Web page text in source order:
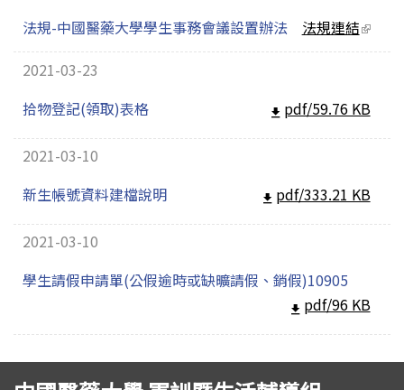
法規-中國醫藥大學學生事務會議設置辦法
法規連結
2021-03-23
拾物登記(領取)表格
pdf/59.76 KB
2021-03-10
新生帳號資料建檔說明
pdf/333.21 KB
2021-03-10
學生請假申請單(公假逾時或缺曠請假、銷假)10905
pdf/96 KB